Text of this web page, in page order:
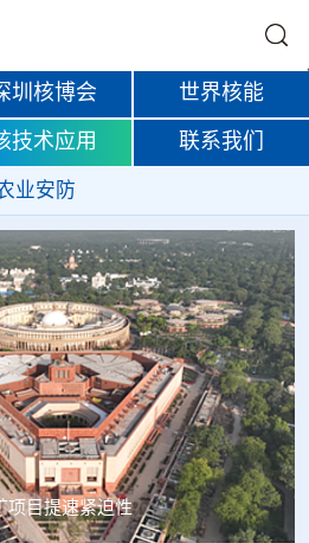
圳核博会 世界核能
技术应用 联系我们
业安防
Helix列入国家产品名录，
术链